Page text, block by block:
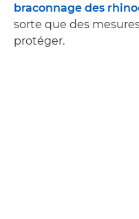
braconnage des
sorte que des
protéger.